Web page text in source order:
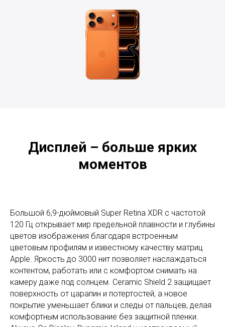
Дисплей – больше ярких
моментов
Большой 6,9-дюймовый Super Retina XDR с частотой
120 Гц открывает мир предельной плавности и глубины
цветов изображения благодаря встроенным
цветовым профилям и известному качеству матриц
Apple. Яркость до 3000 нит позволяет наслаждаться
контентом, работать или с комфортом снимать на
камеру даже под солнцем. Ceramic Shield 2 защищает
поверхность от царапин и потертостей, а новое
покрытие уменьшает блики и следы от пальцев, делая
комфортным использование без защитной пленки.